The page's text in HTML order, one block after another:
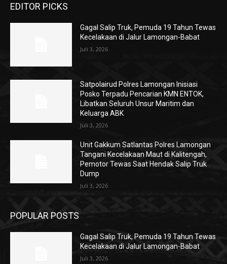
EDITOR PICKS
Gagal Salip Truk, Pemuda 19 Tahun Tewas
Kecelakaan di Jalur Lamongan-Babat
Juli 3, 2026
Satpolairud Polres Lamongan Inisiasi
Posko Terpadu Pencarian KMN ENTOK,
Libatkan Seluruh Unsur Maritim dan
Keluarga ABK
Juli 3, 2026
Unit Gakkum Satlantas Polres Lamongan
Tangani Kecelakaan Maut di Kalitengah,
Pemotor Tewas Saat Hendak Salip Truk
Dump
Juli 3, 2026
POPULAR POSTS
Gagal Salip Truk, Pemuda 19 Tahun Tewas
Kecelakaan di Jalur Lamongan-Babat
Juli 3, 2026